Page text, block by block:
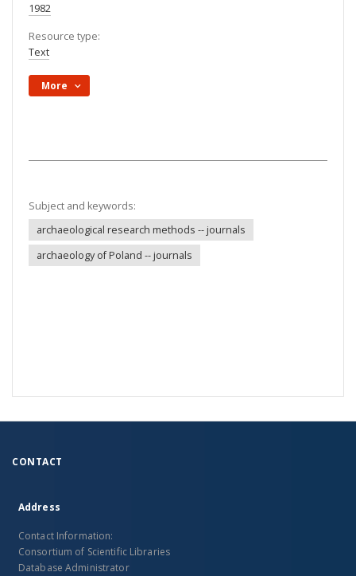
1982
Resource type:
Text
More
Subject and keywords:
archaeological research methods -- journals
archaeology of Poland -- journals
CONTACT
Address
Contact Information:
Consortium of Scientific Libraries
Database Administrator